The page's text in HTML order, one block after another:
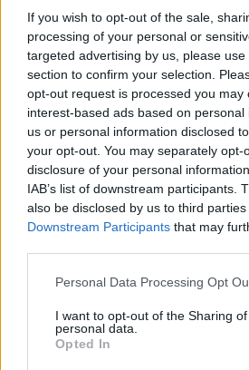
If you wish to opt-out of the sale,
processing of your personal or
targeted advertising by us, please
section to confirm your selection.
opt-out request is processed you may
interest-based ads based on
us or personal information disclosed
your opt-out. You may separately opt-
disclosure of your personal
IAB’s list of downstream participants.
also be disclosed by us to third
Downstream Participants that may
Personal Data Processing Opt
I want to opt-out of the Sharing
personal data.
Opted In
Egy újonc jelentkezett, több
focibajnokság új idényében
14:52
Nem kell senkinek állnia,
indítja a kézibajnokságot a
13:57
Corbu góljától hangos a román és
válogatott meghívót sürgetnek
12:36
Új korszak a Sepsi OSK II-nél,
jövő csapata
11:24
FOTE-ra